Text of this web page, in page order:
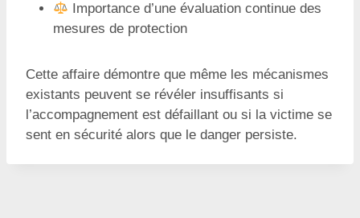
Importance d’une évaluation continue des
mesures de protection
Cette affaire démontre que même les mécanismes
existants peuvent se révéler insuffisants si
l’accompagnement est défaillant ou si la victime se
sent en sécurité alors que le danger persiste.